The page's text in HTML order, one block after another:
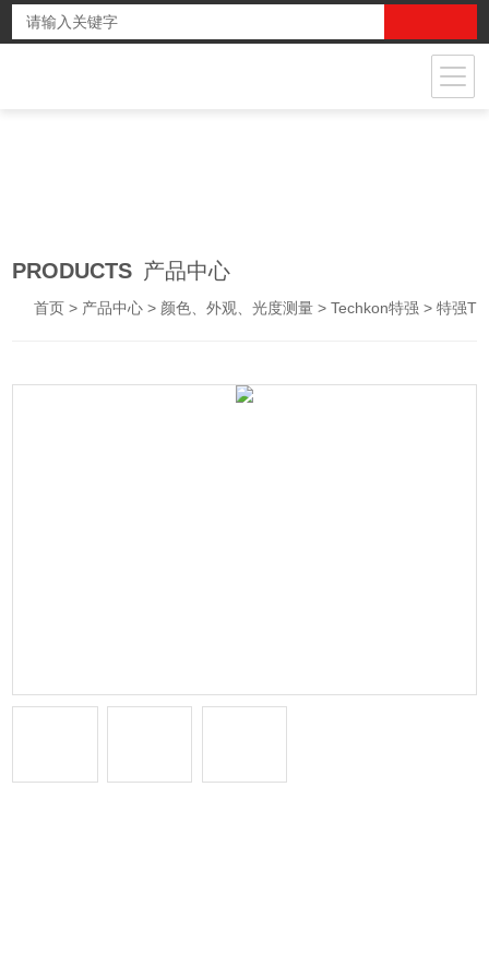
PRODUCTS 产品中心
首页 > 产品中心 > 颜色、外观、光度测量 >Techkon特强 > 特强TECHKON SpectroDens basic分光密度仪